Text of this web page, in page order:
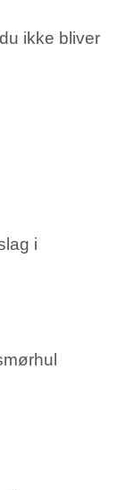
ikke bliver
i